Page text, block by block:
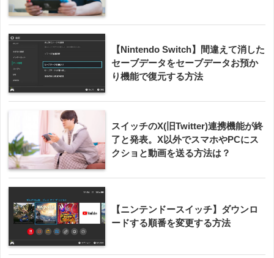
【Nintendo Switch】間違えて消した
セーブデータをセーブデータお預か
り機能で復元する方法
スイッチのX(旧Twitter)連携機能が終
了と発表。X以外でスマホやPCにス
クショと動画を送る方法は？
【ニンテンドースイッチ】ダウンロ
ードする順番を変更する方法